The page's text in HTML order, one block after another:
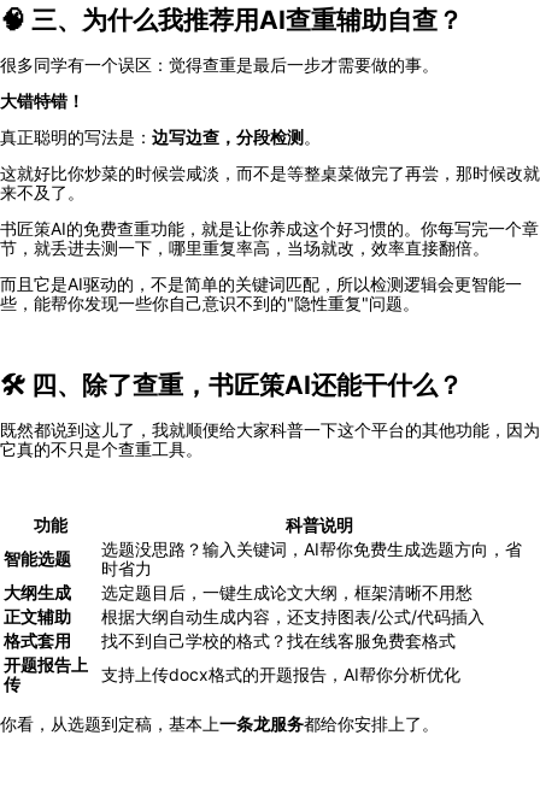
🧠 三、为什么我推荐用AI查重辅助自查？
很多同学有一个误区：觉得查重是最后一步才需要做的事。
大错特错！
真正聪明的写法是： 边写边查，分段检测 。
这就好比你炒菜的时候尝咸淡，而不是等整桌菜做完了再尝，那时候改就
来不及了。
书匠策AI的免费查重功能，就是让你养成这个好习惯的。你每写完一个章
节，就丢进去测一下，哪里重复率高，当场就改，效率直接翻倍。
而且它是AI驱动的，不是简单的关键词匹配，所以检测逻辑会更智能一
些，能帮你发现一些你自己意识不到的"隐性重复"问题。
🛠️ 四、除了查重，书匠策AI还能干什么？
既然都说到这儿了，我就顺便给大家科普一下这个平台的其他功能，因为
它真的不只是个查重工具。
功能
科普说明
智能选题
选题没思路？输入关键词，AI帮你免费生成选题方向，省
时省力
大纲生成
选定题目后，一键生成论文大纲，框架清晰不用愁
正文辅助
根据大纲自动生成内容，还支持图表/公式/代码插入
格式套用
找不到自己学校的格式？找在线客服免费套格式
开题报告上
传
支持上传docx格式的开题报告，AI帮你分析优化
你看，从选题到定稿，基本上一条龙服务都给你安排上了。